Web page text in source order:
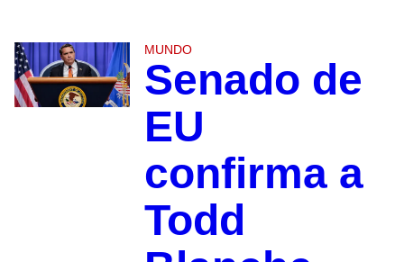
MUNDO
Senado de
EU
confirma a
Todd